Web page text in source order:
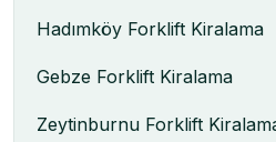
Hadımköy Forklift Kiralama
Gebze Forklift Kiralama
Zeytinburnu Forklift